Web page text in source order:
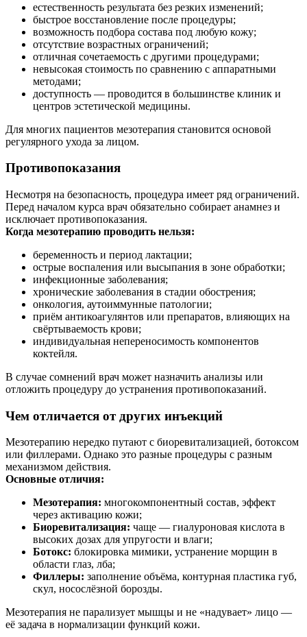
естественность результата без резких изменений;
быстрое восстановление после процедуры;
возможность подбора состава под любую кожу;
отсутствие возрастных ограничений;
отличная сочетаемость с другими процедурами;
невысокая стоимость по сравнению с аппаратными
методами;
доступность — проводится в большинстве клиник и
центров эстетической медицины.
Для многих пациентов мезотерапия становится основой
регулярного ухода за лицом.
Противопоказания
Несмотря на безопасность, процедура имеет ряд ограничений.
Перед началом курса врач обязательно собирает анамнез и
исключает противопоказания.
Когда мезотерапию проводить нельзя:
беременность и период лактации;
острые воспаления или высыпания в зоне обработки;
инфекционные заболевания;
хронические заболевания в стадии обострения;
онкология, аутоиммунные патологии;
приём антикоагулянтов или препаратов, влияющих на
свёртываемость крови;
индивидуальная непереносимость компонентов
коктейля.
В случае сомнений врач может назначить анализы или
отложить процедуру до устранения противопоказаний.
Чем отличается от других инъекций
Мезотерапию нередко путают с биоревитализацией, ботоксом
или филлерами. Однако это разные процедуры с разным
механизмом действия.
Основные отличия:
Мезотерапия: многокомпонентный состав, эффект
через активацию кожи;
Биоревитализация: чаще — гиалуроновая кислота в
высоких дозах для упругости и влаги;
Ботокс: блокировка мимики, устранение морщин в
области глаз, лба;
Филлеры: заполнение объёма, контурная пластика губ,
скул, носослёзной борозды.
Мезотерапия не парализует мышцы и не «надувает» лицо —
её задача в нормализации функций кожи.